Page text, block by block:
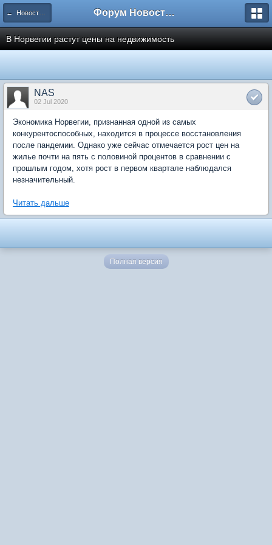
← Новости рынка недвижимости Форум Новостройки
В Норвегии растут цены на недвижимость
NAS
02 Jul 2020
Экономика Норвегии, признанная одной из самых
конкурентоспособных, находится в процессе восстановления
после пандемии. Однако уже сейчас отмечается рост цен на
жилье почти на пять с половиной процентов в сравнении с
прошлым годом, хотя рост в первом квартале наблюдался
незначительный.
Читать дальше
Полная версия